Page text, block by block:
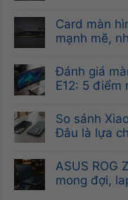
ở
NVIDIA
RTX
Desktop
Workstation:
Mạnh
Chuyên
Tối
Ưu
có
bình
ở
Khám
phá
Leadtek
RTX
4GB:
Sức
mạnh
Card màn
mạnh mẽ,
có
bình
ở
Card
màn
NVIDIA
RTX
Đánh giá
E12: 5 điểm
có
bình
ở
Đánh
giá
So sánh
Đâu là lựa
có
bình
ASUS ROG
mong đợi,